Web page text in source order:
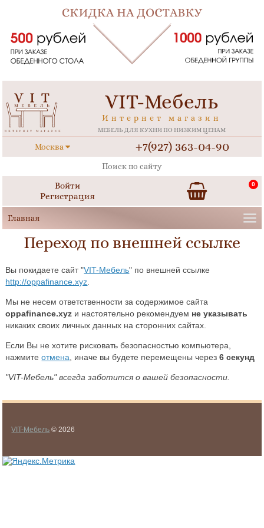
VIT-Мебель
Интернет магазин
МЕБЕЛЬ ДЛЯ КУХНИ ПО НИЗКИМ ЦЕНАМ
Москва +7(927) 363-04-90
Войти
Регистрация
0
Переход по внешней ссылке
Вы покидаете сайт "VIT-Мебель" по внешней ссылке
http://oppafinance.xyz
Мы не несем ответственности за содержимое сайта
oppafinance.xyz и настоятельно рекомендуем не указывать
никаких своих личных данных на сторонних сайтах.
Если Вы не хотите рисковать безопасностью компьютера,
нажмитеотмена , иначе вы будете перемещены через6 секунд
"VIT-Мебель" всегда заботится о вашей безопасности.
VIT-Мебель © 2026